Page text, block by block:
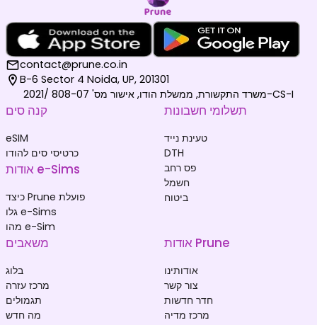
contact@prune.co.in
B-6 Sector 4 Noida, UP, 201301
משרד התקשורת, ממשלת הודו, אישור מס' 808-07 /2021-CS-I
קנה סים
eSIM
כרטיסי סים להודו
אודות e-Sims
כיצד Prune פועלת
גלו e-Sims
מהו e-Sim
תשלומי חשבונות
טעינת נייד
DTH
פס רחב
חשמל
ביטוח
משאבים
בלוג
מרכז עזרה
תגמולים
מה חדש
אודות Prune
אודותינו
צור קשר
חדר חדשות
מרכז מדיה